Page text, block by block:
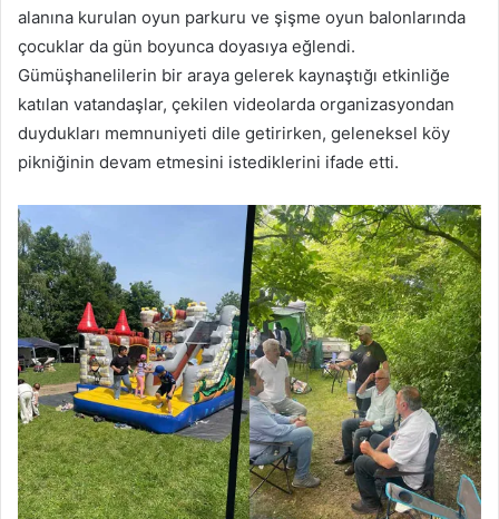
alanına kurulan oyun parkuru ve şişme oyun balonlarında
çocuklar da gün boyunca doyasıya eğlendi.
Gümüşhanelilerin bir araya gelerek kaynaştığı etkinliğe
katılan vatandaşlar, çekilen videolarda organizasyondan
duydukları memnuniyeti dile getirirken, geleneksel köy
pikniğinin devam etmesini istediklerini ifade etti.